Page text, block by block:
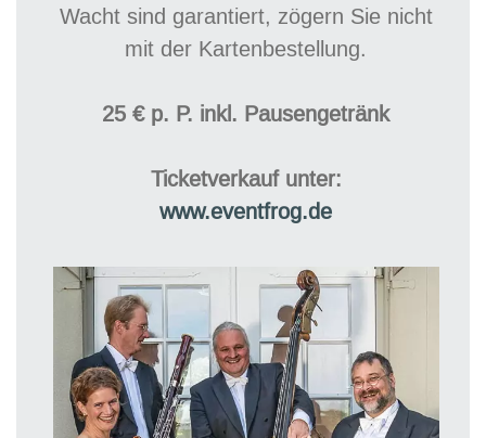
Wacht sind garantiert, zögern Sie nicht
mit der Kartenbestellung.
25 € p. P. inkl. Pausengetränk
Ticketverkauf unter:
www.eventfrog.de